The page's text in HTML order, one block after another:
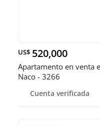
US$ 520,000
Apartamento en venta
Naco - 3266
Cuenta verificada